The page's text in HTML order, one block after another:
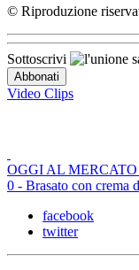
© Riproduzione
Sottoscrivi
Video Clips
OGGI AL MERCATO
0 - Brasato con crema
facebook
twitter